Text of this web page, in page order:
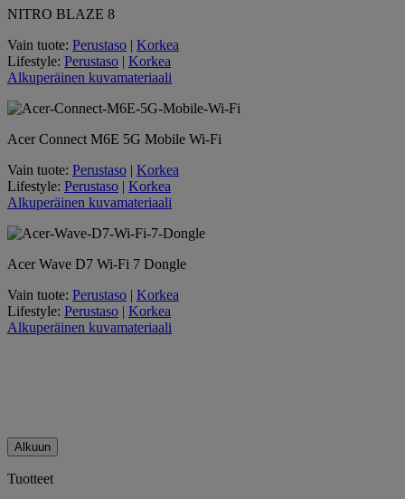
NITRO BLAZE 8
Vain tuote: Perustaso | Korkea
Lifestyle: Perustaso | Korkea
Alkuperäinen kuvamateriaali
Acer Connect M6E 5G Mobile Wi-Fi
Vain tuote: Perustaso | Korkea
Lifestyle: Perustaso | Korkea
Alkuperäinen kuvamateriaali
Acer Wave D7 Wi-Fi 7 Dongle
Vain tuote: Perustaso | Korkea
Lifestyle: Perustaso | Korkea
Alkuperäinen kuvamateriaali
Alkuun
Tuotteet